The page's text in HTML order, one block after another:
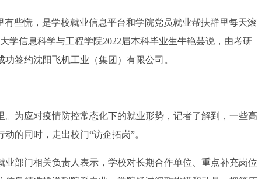
些慌，是学校就业信息平台和学院党员就业帮扶群里每天滚
学信息科学与工程学院2022届本科毕业生牛艳芸说，由考研
签约沈阳飞机工业（集团）有限公司。
为应对疫情防控常态化下的就业形势，记者了解到，一些高
的同时，走出校门“访企拓岗”。
部门相关负责人表示，学校对长期合作单位、重点补充岗位